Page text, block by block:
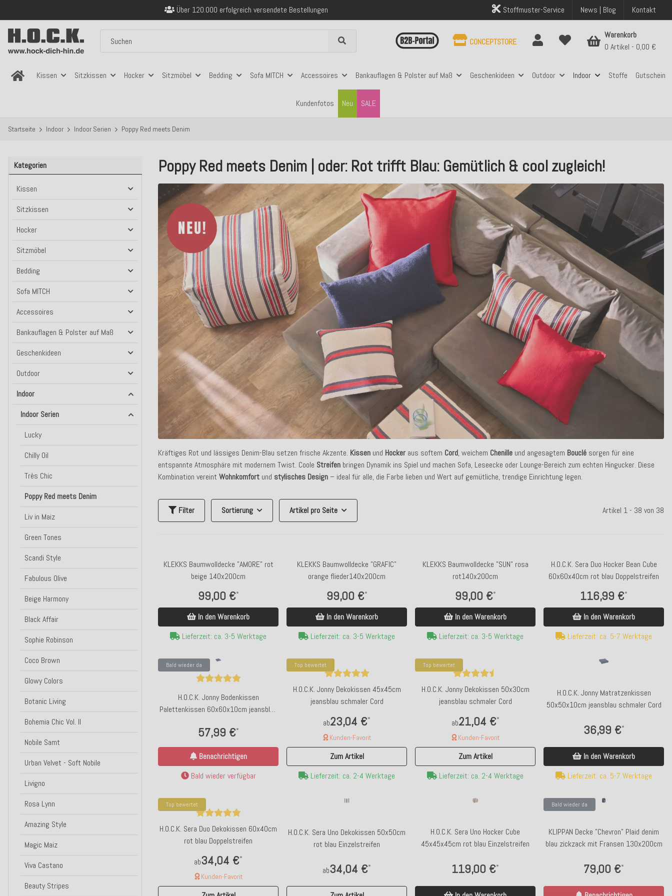
Sicher bezahlen mit Klarna, PayPal & Amazon Pay
Kostenloser Versand innerhalb Deutschlands ab 99€ Bestellwert
Stoffmuster-Service News | Blog Kontakt
Kissen Sitzkissen Hocker Sitzmöbel Bedding Sofa MITCH Accessoires Bankauflagen & Polster auf Maß Geschenkideen Outdoor Indoor Stoffe Gutschein
Kundenfotos SALE
Neu
CONCEPTSTORE
Warenkorb
0 Artikel
0,00 €
Startseite Indoor Indoor Serien Poppy Red meets Denim
Poppy Red meets Denim | oder: Rot trifft Blau: Gemütlich & cool zugleich!
Kräftiges Rot und lässiges Denim-Blau setzen frische Akzente. Kissen und Hocker aus softem Cord, weichem Chenille und angesagtem Bouclé sorgen für eine
entspannte Atmosphäre mit modernem Twist. Coole Streifen bringen Dynamik ins Spiel und machen Sofa, Leseecke oder Lounge-Bereich zum echten Hingucker. Diese
Kombination vereint Wohnkomfort und stylisches Design– ideal für alle, die Farbe lieben und Wert auf gemütliche, trendige Einrichtung legen.
Filter Sortierung Artikel pro Seite Artikel 1 - 38 von 38
KLEKKS Baumwolldecke "AMORE" rot
beige 140x200cm
99,00 €*
In den Warenkorb
Lieferzeit: ca. 3-5 Werktage
KLEKKS Baumwolldecke "GRAFIC"
orange flieder140x200cm
99,00 €*
In den Warenkorb
Lieferzeit: ca. 3-5 Werktage
KLEKKS Baumwolldecke "SUN" rosa
rot140x200cm
99,00 €*
In den Warenkorb
Lieferzeit: ca. 3-5 Werktage
H.O.C.K. Sera Duo Hocker Bean Cube
60x60x40cm rot blau Doppelstreifen
116,99 €*
In den Warenkorb
Lieferzeit: ca. 5-7 Werktage
Bald wieder da
H.O.C.K. Jonny Bodenkissen
Palettenkissen 60x60x10cm jeansblau
57,99 €*
Benachrichtigen
Bald wieder verfügbar
Top bewertet
H.O.C.K. Jonny Dekokissen 45x45cm
jeansblau schmaler Cord
ab23,04 €*
Kunden-Favorit
Zum Artikel
Lieferzeit: ca. 2-4 Werktage
Top bewertet
H.O.C.K. Jonny Dekokissen 50x30cm
jeansblau schmaler Cord
ab21,04 €*
Kunden-Favorit
Zum Artikel
Lieferzeit: ca. 2-4 Werktage
H.O.C.K. Jonny Matratzenkissen
50x50x10cm jeansblau schmaler Cord
36,99 €*
In den Warenkorb
Lieferzeit: ca. 5-7 Werktage
Top bewertet
H.O.C.K. Sera Duo Dekokissen 60x40cm
rot blau Doppelstreifen
ab34,04 €*
Kunden-Favorit
H.O.C.K. Sera Uno Dekokissen 50x50cm
rot blau Einzelstreifen
ab34,04 €*
H.O.C.K. Sera Uno Hocker Cube
45x45x45cm rot blau Einzelstreifen
119,00 €*
Bald wieder da
KLIPPAN Decke "Chevron" Plaid denim
blau zickzack mit Fransen 130x200cm
79,00 €*
Kategorien
Kissen
Sitzkissen
Hocker
Sitzmöbel
Bedding
Sofa MITCH
Accessoires
Bankauflagen & Polster auf Maß
Geschenkideen
Outdoor
Indoor
Indoor Serien
Lucky
Chilly Oil
Très Chic
Poppy Red meets Denim
Liv in Maiz
Green Tones
Scandi Style
Fabulous Olive
Beige Harmony
Black Affair
Sophie Robinson
Coco Brown
Glowy Colors
Botanic Living
Bohemia Chic Vol. II
Nobile Samt
Urban Velvet - Soft Nobile
Livigno
Rosa Lynn
Amazing Style
Magic Maiz
Viva Castano
Beauty Stripes